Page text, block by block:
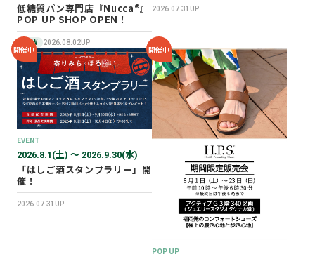
低糖質パン専門店『Nucca®』
POP UP SHOP OPEN！
NEW 2026.08.02UP
2026.07.31UP
開催中
EVENT
2026.8.1(土) 〜 2026.9.30(水)
「はしご酒スタンプラリー」開
催！
2026.07.31UP
開催中
POP UP